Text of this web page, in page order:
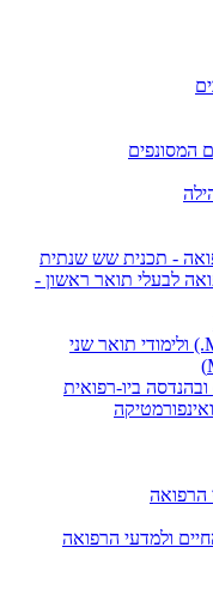
המסונפים
- תכנית שש שנתית
לבעלי תואר ראשון -
תואר ד"ר ברפואה (M.D.) ולימודי תואר שני
הרפואה
ולמדעי הרפואה